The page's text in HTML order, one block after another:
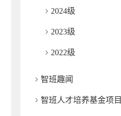
2024级
2023级
2022级
智班趣闻
智班人才培养基金项目